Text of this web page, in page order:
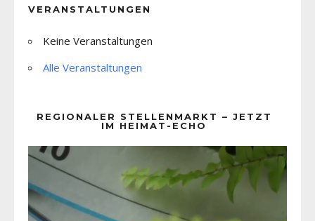
VERANSTALTUNGEN
Keine Veranstaltungen
Alle Veranstaltungen
REGIONALER STELLENMARKT – JETZT
IM HEIMAT-ECHO
Player